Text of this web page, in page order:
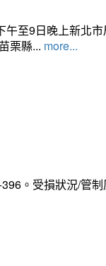
至9日晚上新北
栗縣... more...
。受損狀況/管